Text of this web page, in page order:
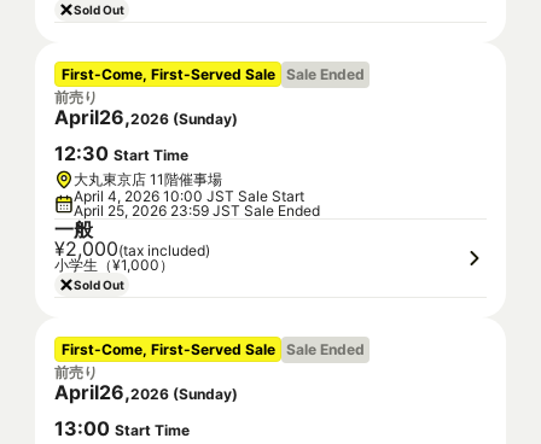
Sold Out
First-Come, First-Served Sale Sale Ended
前売り
April26,2026 (Sunday)
12:30 Start Time
大丸東京店 11階催事場
April 4, 2026 10:00 JST Sale Start
April 25, 2026 23:59 JST Sale Ended
一般
¥2,000(tax included)
小学生（¥1,000）
Sold Out
First-Come, First-Served Sale Sale Ended
前売り
April26,2026 (Sunday)
13:00 Start Time